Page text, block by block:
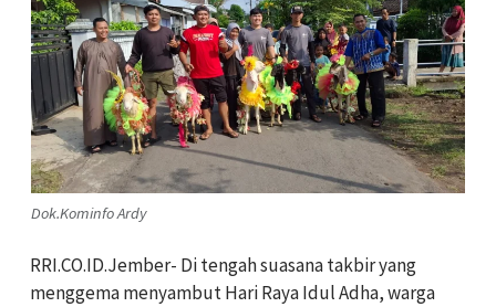
Dok.Kominfo Ardy
RRI.CO.ID.Jember- Di tengah suasana takbir yang
menggema menyambut Hari Raya Idul Adha, warga